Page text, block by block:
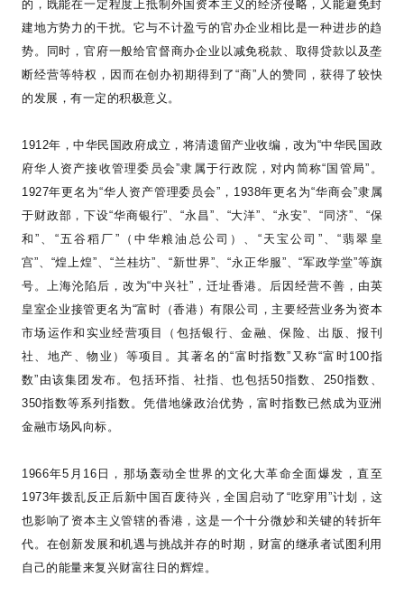
的，既能在一定程度上抵制外国资本主义的经济侵略，又能避免封
建地方势力的干扰。它与不计盈亏的官办企业相比是一种进步的趋
势。同时，官府一般给官督商办企业以减免税款、取得贷款以及垄
断经营等特权，因而在创办初期得到了“商” 人的赞同，获得了较快
的发展，有一定的积极意义。
1912年，中华民国政府成立，将清遗留产业收编，改为“中华民国政
府华人资产接收管理委员会”隶属于行政院，对内简称“ 国管局” 。
1927年更名为“华人资产管理委员会” ， 1938年更名为“华商会”隶属
于财政部，下设“华商银行”、“永昌”、 “大洋”、 “永安”、“ 同济”、 “保
和” 、 “五谷稻厂 ” （中华粮油总公司）、 “ 天宝公司 ” 、 “翡翠皇
宫”、 “煌上煌”、 “兰桂坊”、“新世界”、“永正华服”、“军政学堂”等旗
号。上海沦陷后，改为“中兴社” ，迁址香港。后因经营不善，由英
皇室企业接管更名为“富时（香港）有限公司，主要经营业务为资本
市场运作和实业经营项目（包括银行、金融、保险、出版、报刊
社、地产、物业）等项目。其著名的“富时指数” 又称“富时100指
数” 由该集团发布。包括环指、社指、也包括50指数、 250指数、
350指数等系列指数。凭借地缘政治优势，富时指数已然成为亚洲
金融市场风向标。
1966年5 月 16 日，那场轰动全世界的文化大革命全面爆发，直至
1973年拨乱反正后新中国百废待兴，全国启动了 “吃穿用”计划，这
也影响了资本主义管辖的香港，这是一个十分微妙和关键的转折年
代。在创新发展和机遇与挑战并存的时期，财富的继承者试图利用
自己的能量来复兴财富往日的辉煌。